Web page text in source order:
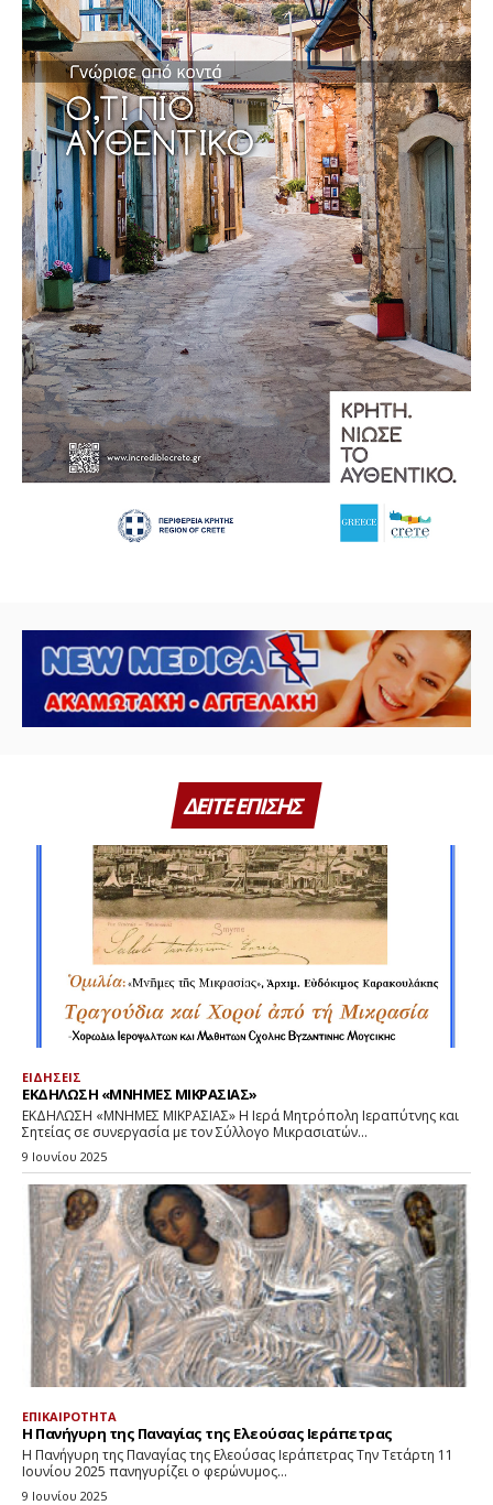
ΔΕΙΤΕ ΕΠΙΣΗΣ
ΕΙΔΗΣΕΙΣ
ΕΚΔΗΛΩΣΗ «ΜΝΗΜΕΣ ΜΙΚΡΑΣΙΑΣ»
ΕΚΔΗΛΩΣΗ «ΜΝΗΜΕΣ ΜΙΚΡΑΣΙΑΣ» Η Ιερά Μητρόπολη Ιεραπύτνης και
Σητείας σε συνεργασία με τον Σύλλογο Μικρασιατών...
9 Ιουνίου 2025
ΕΠΙΚΑΙΡΟΤΗΤΑ
Η Πανήγυρη της Παναγίας της Ελεούσας Ιεράπετρας
Η Πανήγυρη της Παναγίας της Ελεούσας Ιεράπετρας Την Τετάρτη 11
Ιουνίου 2025 πανηγυρίζει ο φερώνυμος...
9 Ιουνίου 2025